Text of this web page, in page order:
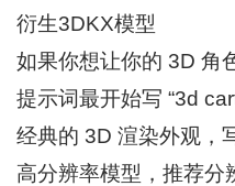
衍生3DKX模型
如果你想让你的 3D 角
提示词最开始写 “3d
经典的 3D 渲染外观，
高分辨率模型，推荐分